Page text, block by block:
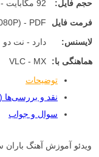
حجم فایل:
92 مگابایت - 1 مگابایت
فرمت فایل
- PDF
لایسنس:
دارد - نت دو
هماهنگی با:
VLC - MX
توضیحات
نقد و بررسی‌ها (0)
سوال و جواب
ویدئو آموزش آهنگ باران